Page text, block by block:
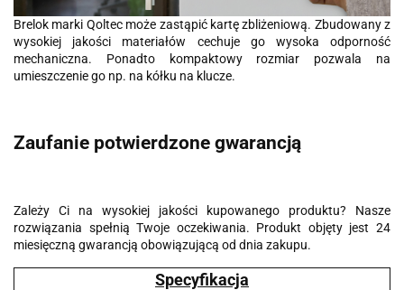
Brelok marki Qoltec może zastąpić kartę zbliżeniową. Zbudowany z
wysokiej jakości materiałów cechuje go wysoka odporność
mechaniczna. Ponadto kompaktowy rozmiar pozwala na
umieszczenie go np. na kółku na klucze.
Zaufanie potwierdzone gwarancją
Zależy Ci na wysokiej jakości kupowanego produktu? Nasze
rozwiązania spełnią Twoje oczekiwania. Produkt objęty jest 24
miesięczną gwarancją obowiązującą od dnia zakupu.
Specyfikacja